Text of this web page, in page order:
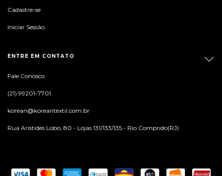
Cadastre-se
Iniciar Sessão
ENTRE EM CONTATO
Fale Conosco
(21) 99201-7701
korean@koreantextil.com.br
Rua Aristides Lobo, 80 - Lojas 131/133/135 - Rio Comprido(RJ)